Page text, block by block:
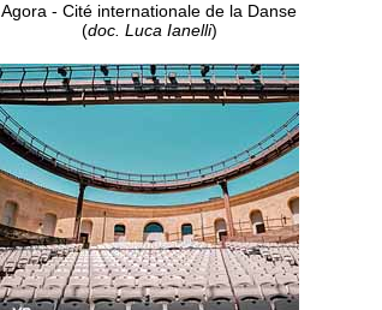
Agora - Cité internationale de la Danse
(doc. Luca Ianelli)